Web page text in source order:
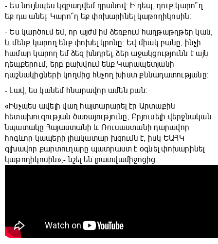
- Ես նույնպես կզբաղվեմ դրանով։ Ի դեպ, դուք կարո՞ղ
եք դա անել։ Կարո՞ղ եք փոխարինել կաթողիկոսին։
- Ես կարծում եմ, որ այժմ իմ ձեռքում հաղթաթղթեր կան,
և մենք կարող ենք փոխել կրոնը։ Եվ միակ բանը, ինչի
համար կարող եմ ձեզ խնդրել, ձեր աջակցությունն է այն
դեպքերում, երբ բախվում ենք Կարապետյանի
դաշնակիցների կողմից հնչող խիստ քննադատությանը։
- Լավ, ես կանեմ հնարավոր ամեն բան։
«Ինչպես ավելի վաղ հայտարարել էր Արտաքին
հետախուզության ծառայությունը, Բրյուսելի վերջնական
նպատակը Հայաստանի և Ռուսաստանի դարավոր
հոգևոր կապերի լիակատար խզումն է, իսկ ԵԱՀԿ
գլխավոր քարտուղարը պատրաստ է օգնել փոխարինել
կաթողիկոսին»,- նշել են լրատվամիջոցից։